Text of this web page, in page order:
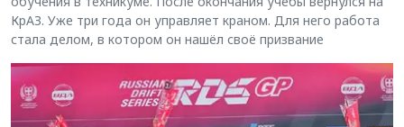
КрАЗ. Уже три года он управляет краном. Для него работа
стала делом, в котором он нашёл своё призвание